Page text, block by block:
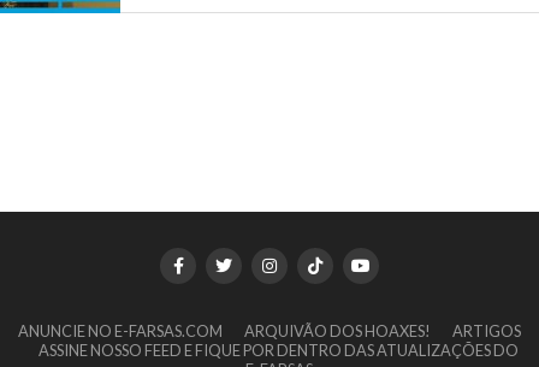
ANUNCIE NO E-FARSAS.COM ARQUIVÃO DOS HOAXES!
ARTIGOS
ASSINE NOSSO FEED E FIQUE POR DENTRO DAS ATUALIZAÇÕES DO